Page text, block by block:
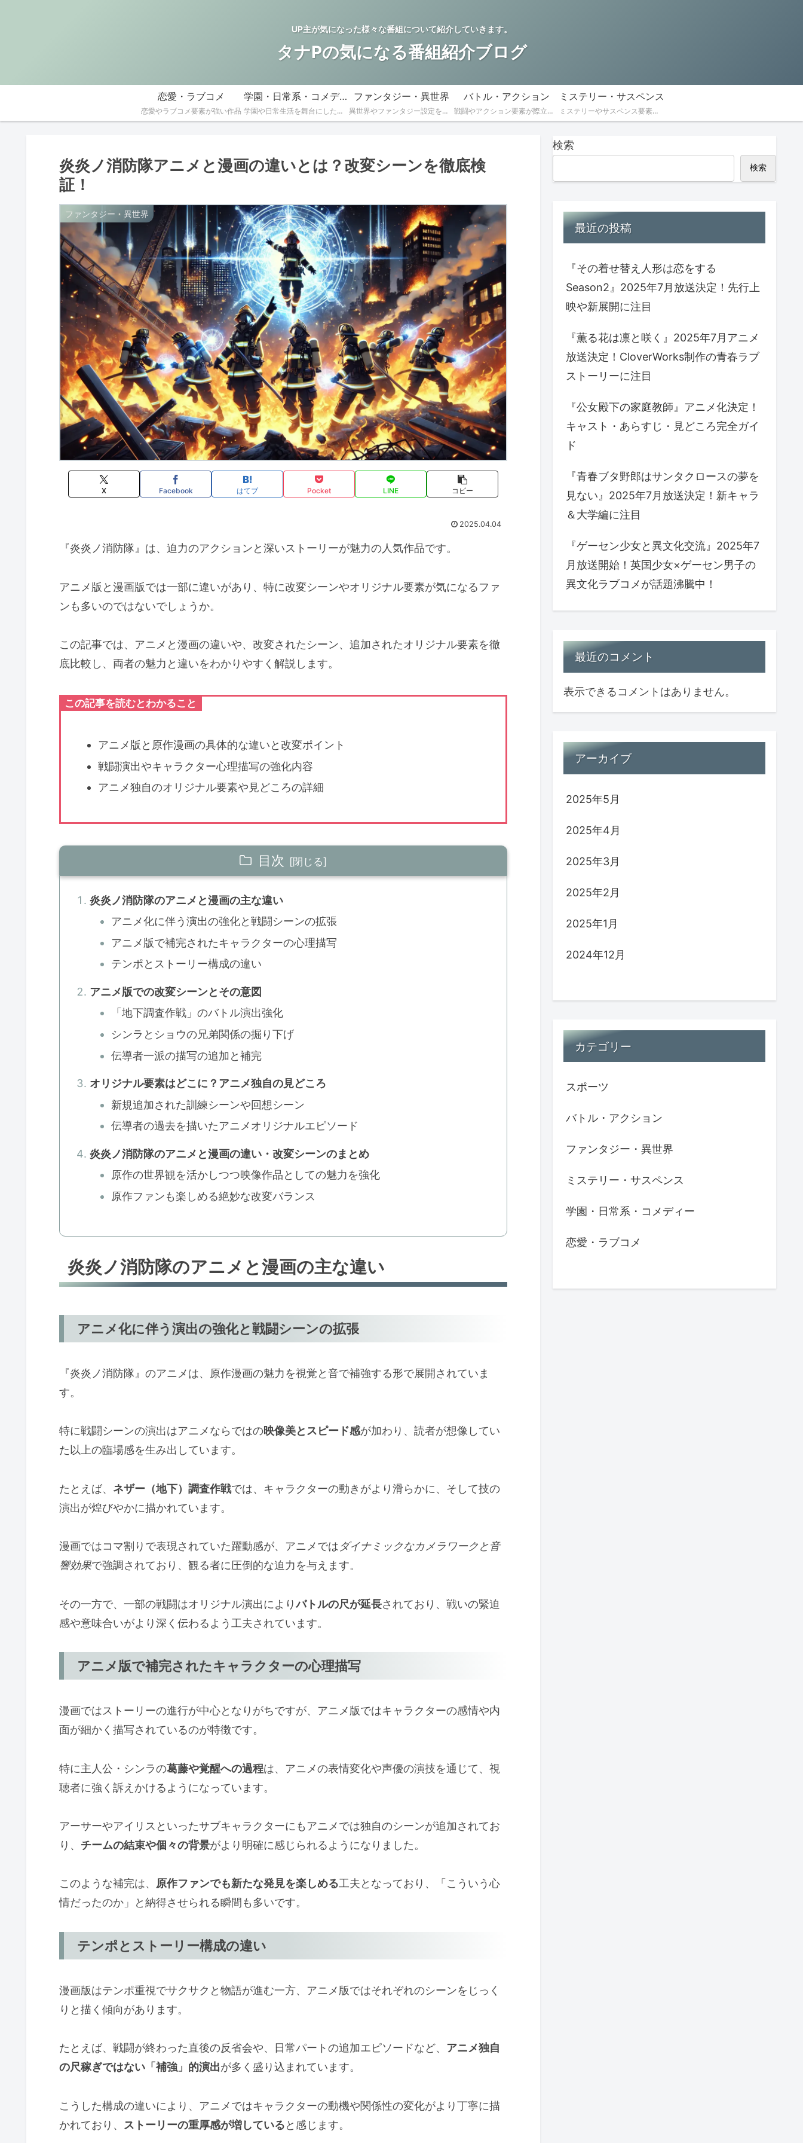
UP主が気になった様々な番組について紹介していきます。
タナPの気になる番組紹介ブログ
恋愛・ラブコメ
恋愛やラブコメ要素が強い作品
学園・日常系・コメディー
学園や日常生活を舞台にした作品
ファンタジー・異世界
異世界やファンタジー設定を持つ作品
バトル・アクション
戦闘やアクション要素が際立つ作品
ミステリー・サスペンス
ミステリーやサスペンス要素のある作品
炎炎ノ消防隊アニメと漫画の違いとは？改変シーンを徹底検
証！
ファンタジー・異世界
X Facebook はてブ Pocket LINE コピー
2025.04.04
『炎炎ノ消防隊』は、迫力のアクションと深いストーリーが魅力の人気作品です。
アニメ版と漫画版では一部に違いがあり、特に改変シーンやオリジナル要素が気になるファ
ンも多いのではないでしょうか。
この記事では、アニメと漫画の違いや、改変されたシーン、追加されたオリジナル要素を徹
底比較し、両者の魅力と違いをわかりやすく解説します。
この記事を読むとわかること
アニメ版と原作漫画の具体的な違いと改変ポイント
戦闘演出やキャラクター心理描写の強化内容
アニメ独自のオリジナル要素や見どころの詳細
目次
炎炎ノ消防隊のアニメと漫画の主な違い
アニメ化に伴う演出の強化と戦闘シーンの拡張
アニメ版で補完されたキャラクターの心理描写
テンポとストーリー構成の違い
アニメ版での改変シーンとその意図
「地下調査作戦」のバトル演出強化
シンラとショウの兄弟関係の掘り下げ
伝導者一派の描写の追加と補完
オリジナル要素はどこに？アニメ独自の見どころ
新規追加された訓練シーンや回想シーン
伝導者の過去を描いたアニメオリジナルエピソード
炎炎ノ消防隊のアニメと漫画の違い・改変シーンのまとめ
原作の世界観を活かしつつ映像作品としての魅力を強化
原作ファンも楽しめる絶妙な改変バランス
炎炎ノ消防隊のアニメと漫画の主な違い
アニメ化に伴う演出の強化と戦闘シーンの拡張
『炎炎ノ消防隊』のアニメは、原作漫画の魅力を視覚と音で補強する形で展開されていま
す。
特に戦闘シーンの演出はアニメならではの映像美とスピード感が加わり、読者が想像してい
た以上の臨場感を生み出しています。
たとえば、 ネザー（地下）調査作戦では、キャラクターの動きがより滑らかに、そして技の
演出が煌びやかに描かれています。
漫画ではコマ割りで表現されていた躍動感が、アニメでは ダイナミックなカメラワークと音
響効果で強調されており、観る者に圧倒的な迫力を与えます。
その一方で、一部の戦闘はオリジナル演出によりバトルの尺が延長されており、戦いの緊迫
感や意味合いがより深く伝わるよう工夫されています。
アニメ版で補完されたキャラクターの心理描写
漫画ではストーリーの進行が中心となりがちですが、アニメ版ではキャラクターの感情や内
面が細かく描写されているのが特徴です。
特に主人公・シンラの葛藤や覚醒への過程は、アニメの表情変化や声優の演技を通じて、視
聴者に強く訴えかけるようになっています。
アーサーやアイリスといったサブキャラクターにもアニメでは独自のシーンが追加されてお
り、 チームの結束や個々の背景がより明確に感じられるようになりました。
このような補完は、 原作ファンでも新たな発見を楽しめる工夫となっており、「こういう心
情だったのか」と納得させられる瞬間も多いです。
テンポとストーリー構成の違い
漫画版はテンポ重視でサクサクと物語が進む一方、アニメ版ではそれぞれのシーンをじっく
りと描く傾向があります。
たとえば、戦闘が終わった直後の反省会や、日常パートの追加エピソードなど、 アニメ独自
の尺稼ぎではない「補強」的演出が多く盛り込まれています。
こうした構成の違いにより、アニメではキャラクターの動機や関係性の変化がより丁寧に描
かれており、 ストーリーの重厚感が増していると感じます。
検索
検索
最近の投稿
『その着せ替え人形は恋をする
Season2』2025年7月放送決定！先行上
映や新展開に注目
『薫る花は凛と咲く』2025年7月アニメ
放送決定！CloverWorks制作の青春ラブ
ストーリーに注目
『公女殿下の家庭教師』アニメ化決定！
キャスト・あらすじ・見どころ完全ガイ
ド
『青春ブタ野郎はサンタクロースの夢を
見ない』2025年7月放送決定！新キャラ
＆大学編に注目
『ゲーセン少女と異文化交流』2025年7
月放送開始！英国少女×ゲーセン男子の
異文化ラブコメが話題沸騰中！
最近のコメント
表示できるコメントはありません。
アーカイブ
2025年5月
2025年4月
2025年3月
2025年2月
2025年1月
2024年12月
カテゴリー
スポーツ
バトル・アクション
ファンタジー・異世界
ミステリー・サスペンス
学園・日常系・コメディー
恋愛・ラブコメ